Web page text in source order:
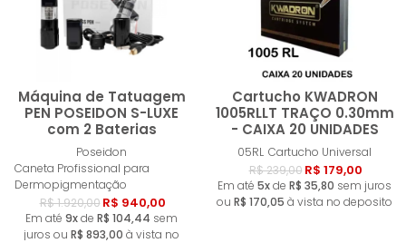
Máquina de Tatuagem
PEN POSEIDON S-LUXE
com 2 Baterias
Poseidon
Caneta Profissional para
Dermopigmentação
R$ 1.920,00 R$ 940,00
Em até 9xde R$ 104,44 sem
juros ou R$ 893,00 à vista no
Comprar
Cartucho KWADRON
1005RLLT TRAÇO 0.30mm
- CAIXA 20 UNIDADES
05RL Cartucho Universal
R$ 239,00 R$ 179,00
Em até 5xde R$ 35,80 sem juros
ou R$ 170,05 à vista no deposito